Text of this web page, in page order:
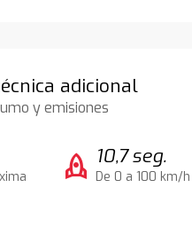
adicional
y emisiones
rocket 10,7 seg.
De 0 a 100 km/h